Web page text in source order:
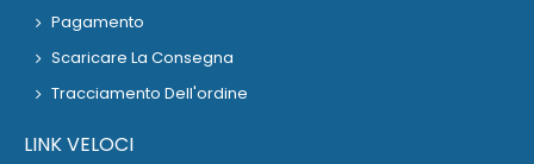
Pagamento
Scaricare La Consegna
Tracciamento Dell'ordine
LINK VELOCI